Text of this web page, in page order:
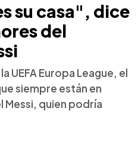
su casa", dice
del
UEFA Europa League, el
siempre están en
Messi, quien podría